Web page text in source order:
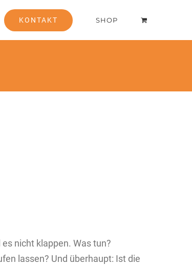
KONTAKT SHOP
nicht klappen. Was tun?
lassen? Und überhaupt: Ist die